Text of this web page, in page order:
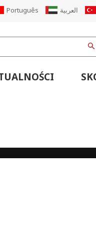
Português العربية